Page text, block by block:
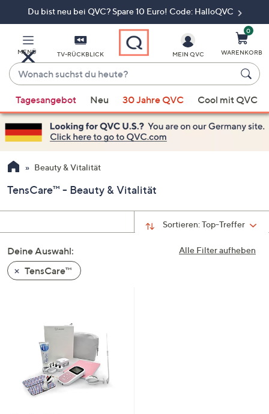
Du bist neu bei QVC? Spare 10 Euro! Code: HalloQVC
MENÜ TV-RÜCKBLICK
Wonach
suchst
du
heute?
Vorschläge
verfügbar
sind,
verwenden
Sie
Pfeiltasten
nach
und
nach
unten
oder
Geräten
links
bzw.
MEIN QVC
0
WARENKORB
Tagesangebot Neu 30 Jahre QVC Cool mit QVC
Beauty & Vitalität
TensCare™ - Beauty & Vitalität
Sortieren:Top-Treffer
Alle Filter aufheben
Deine Auswahl:
TensCare™